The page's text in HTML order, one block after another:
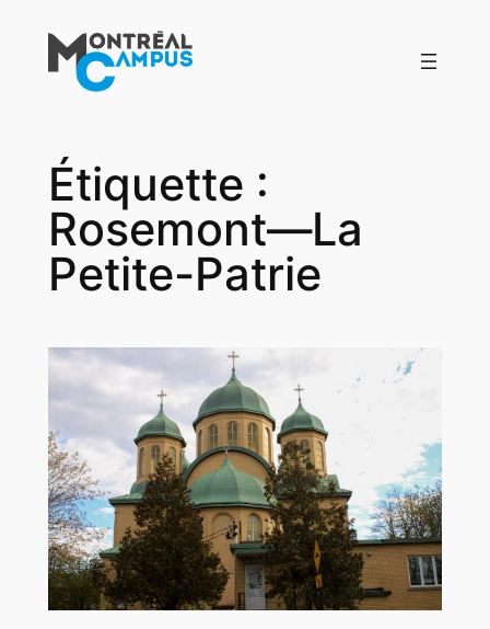
contenu
Étiquette :
Rosemont—La
Petite-Patrie